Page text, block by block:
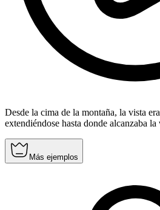
Desde la cima de la montaña, la vista era
extendiéndose hasta donde alcanzaba la
Más ejemplos